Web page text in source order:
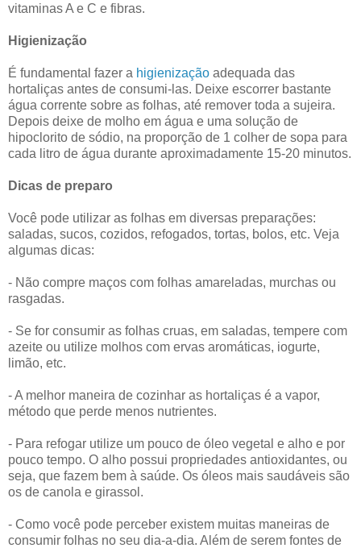
vitaminas A e C e fibras.
Higienização
É fundamental fazer a higienização adequada das
hortaliças antes de consumi-las. Deixe escorrer bastante
água corrente sobre as folhas, até remover toda a sujeira.
Depois deixe de molho em água e uma solução de
hipoclorito de sódio, na proporção de 1 colher de sopa para
cada litro de água durante aproximadamente 15-20 minutos.
Dicas de preparo
Você pode utilizar as folhas em diversas preparações:
saladas, sucos, cozidos, refogados, tortas, bolos, etc. Veja
algumas dicas:
- Não compre maços com folhas amareladas, murchas ou
rasgadas.
- Se for consumir as folhas cruas, em saladas, tempere com
azeite ou utilize molhos com ervas aromáticas, iogurte,
limão, etc.
- A melhor maneira de cozinhar as hortaliças é a vapor,
método que perde menos nutrientes.
- Para refogar utilize um pouco de óleo vegetal e alho e por
pouco tempo. O alho possui propriedades antioxidantes, ou
seja, que fazem bem à saúde. Os óleos mais saudáveis são
os de canola e girassol.
- Como você pode perceber existem muitas maneiras de
consumir folhas no seu dia-a-dia. Além de serem fontes de